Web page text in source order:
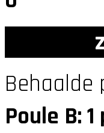
Behaalde
Poule B: